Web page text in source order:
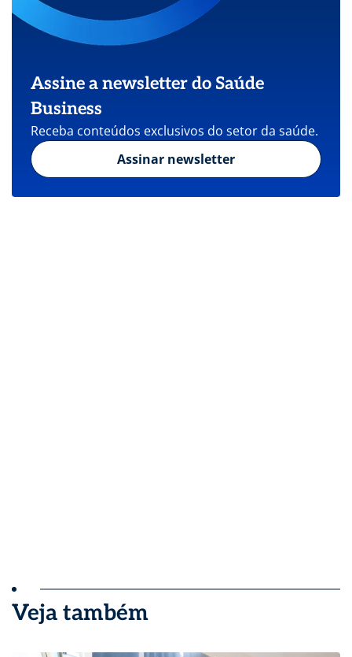
Assine a newsletter do Saúde
Business
Receba conteúdos exclusivos do setor da saúde.
Assinar newsletter
Veja também